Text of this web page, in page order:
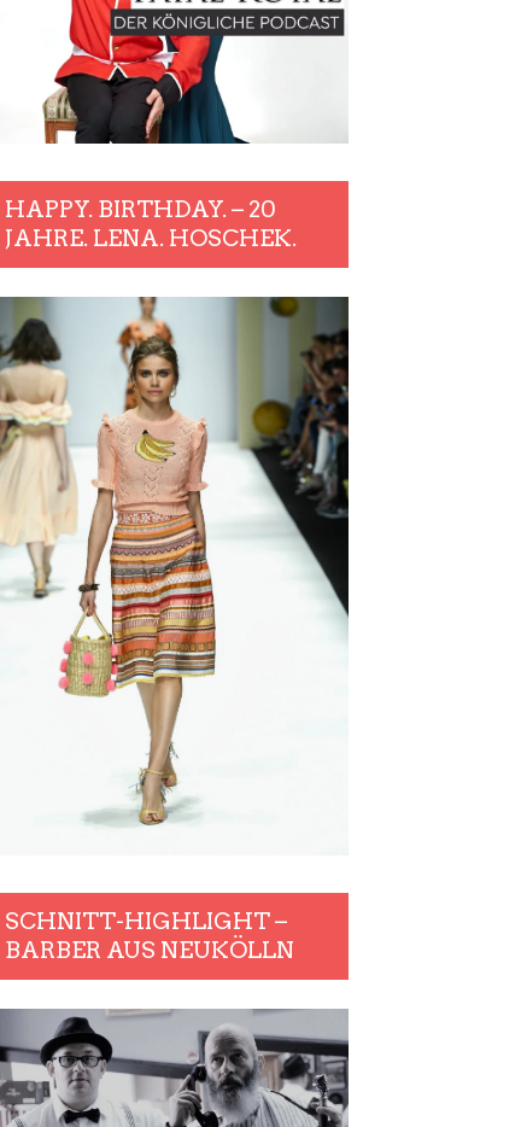
HAPPY. BIRTHDAY. – 20
JAHRE. LENA. HOSCHEK.
SCHNITT-HIGHLIGHT –
BARBER AUS NEUKÖLLN